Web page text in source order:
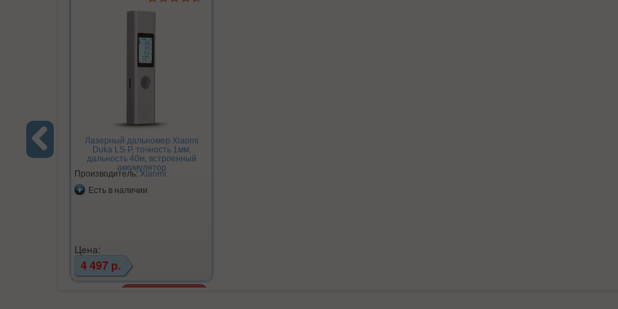
Лазерный дальномер Xiaomi
Duka LS-P, точность 1мм,
дальность 40м, встроенный
аккумулятор
Производитель:Xiaomi
Есть в наличии
Цена:
4 497 р.